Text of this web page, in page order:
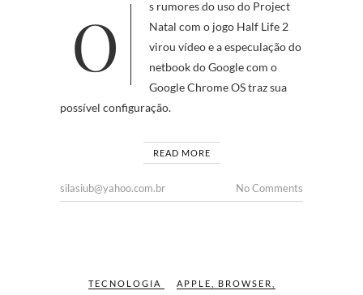
Os rumores do uso do Project
Natal com o jogo Half Life 2
virou vídeo e a especulação do
netbook do Google com o
Google Chrome OS traz sua
possível configuração.
READ MORE
silasiub@yahoo.com.br No Comments
TECNOLOGIA APPLE BROWSER